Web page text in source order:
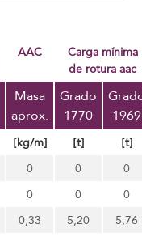
AAC
carga mínima
de rotura aac
Masa
aprox.
Grado
1770
1969
[kg/m] [t]
[t]
0 0
0
0 0
0
0,33 5,20
5,76